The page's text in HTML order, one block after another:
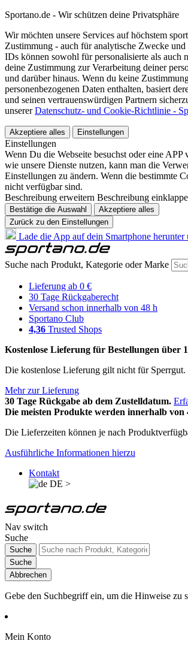
Sportano.de - Wir schützen deine Privatsphäre
Wir möchten unsere Services auf höchstem
Zustimmung - auch für analytische Zwecke
IDs können sowohl für personalisierte als auch
deine Zustimmung zur Verarbeitung deiner
und darüber hinaus. Wenn du keine
personenbezogenen Daten enthalten, basiert
und seinen vertrauenswürdigen Partnern
unsererDatenschutz- und Cookie-Richtlinie -
Akzeptiere alles Einstellungen
Einstellungen
Wenn Du die Webseite besuchst oder eine
wie unsere Dienste nutzen, kann man die
Einstellungen zu ändern. Wenn die bestimmte
nicht verfügbar sind.
Beschreibung erweitern Beschreibung
Bestätige die Auswahl
Akzeptiere alles
Zurück zu den Einstellungen
Lade die App auf dein Smartphone
Suche nach Produkt, Kategorie oder Marke
Lieferung ab 0 €
30 Tage Rückgaberecht
Versand schon innerhalb von 48 h
Sportano Club
4,36 Trusted Shops
Kostenlose Lieferung für Bestellungen über
Die kostenlose Lieferung gilt nicht für Sperrgut.
Mehr zur Lieferung
30 Tage Rückgabe ab dem Zustelldatum.
Die meisten Produkte werden innerhalb von
Die Lieferzeiten können je nach
Ausführliche Informationen hierzu
Kontakt
DE >
Nav switch
Suche
Suche
Suche
Abbrechen
Gebe den Suchbegriff ein, um die Hinweise zu
Mein Konto